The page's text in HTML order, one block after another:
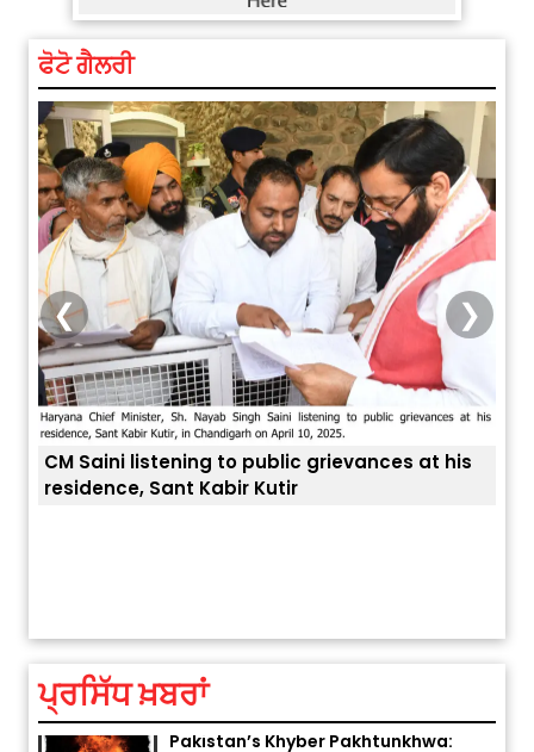
ਫੋਟੋ ਗੈਲਰੀ
❮ ❯
ਪ੍ਰਸਿੱਧ ਖ਼ਬਰਾਂ
August 5, 2026 6:23 AM
Explosion During Peace Rally in
Pakistan’s Khyber Pakhtunkhwa:
7 Killed, 18 Injured